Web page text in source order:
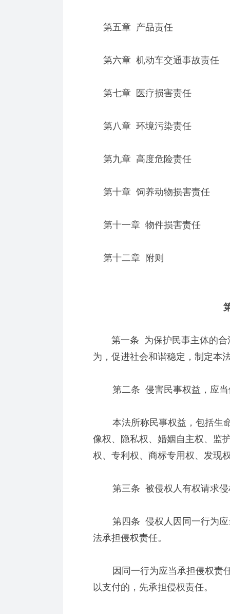
第五章 产品责任
第六章 机动车交通事故责任
第七章 医疗损害责任
第八章 环境污染责任
第九章 高度危险责任
第十章 饲养动物损害责任
第十一章 物件损害责任
第十二章 附则
第
第一条 为保护民事主体的合
为，促进社会和谐稳定，制定本
第二条 侵害民事权益，应当
本法所称民事权益，包括生命
像权、隐私权、婚姻自主权、监
权、专利权、商标专用权、发现
第三条 被侵权人有权请求侵
第四条 侵权人因同一行为应
法承担侵权责任。
因同一行为应当承担侵权责任
以支付的，先承担侵权责任。